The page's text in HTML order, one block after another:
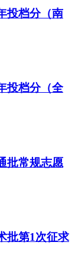
投档分（南
投档分（全
批常规志愿
批第1次征求